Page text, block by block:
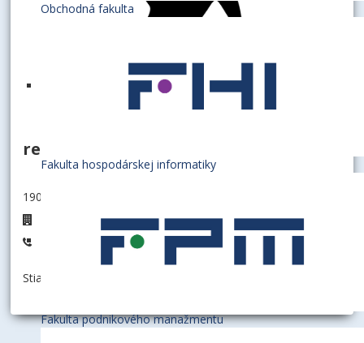
Obchodná fakulta
Fakulta hospodárskej informatiky
Fakulta podnikového manažmentu
referentka
190015 - Oddelenie pre verejné obstarávanie
+421 2 6729 5269
Stiahnuť informáciu ako: